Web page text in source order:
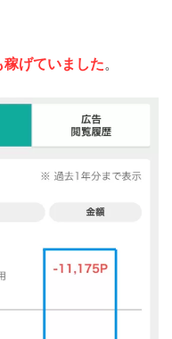
げていました。